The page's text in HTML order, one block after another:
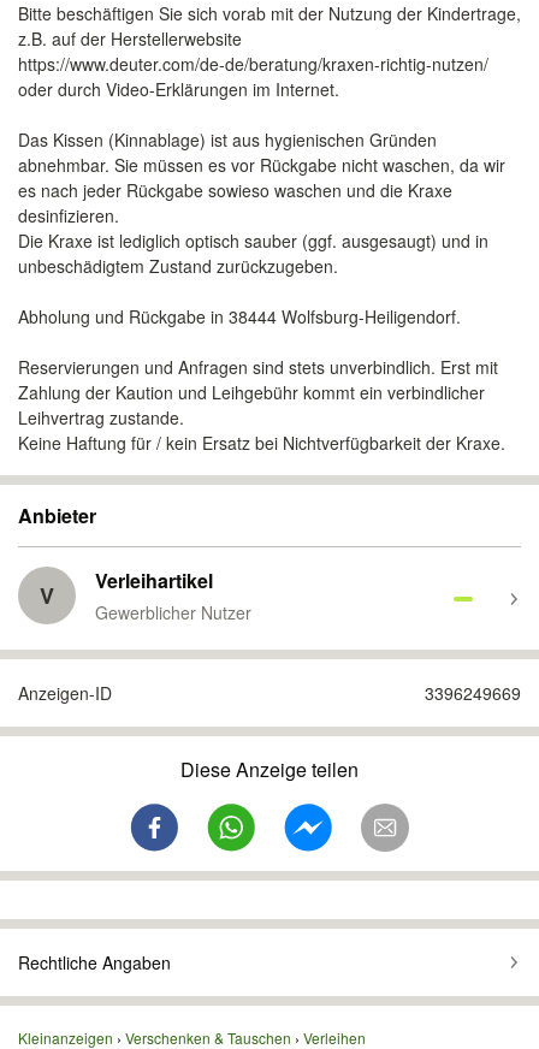
Bitte beschäftigen Sie sich vorab mit der Nutzung der Kindertrage,
z.B. auf der Herstellerwebsite
https://www.deuter.com/de-de/beratung/kraxen-richtig-nutzen/
oder durch Video-Erklärungen im Internet.
Das Kissen (Kinnablage) ist aus hygienischen Gründen
abnehmbar. Sie müssen es vor Rückgabe nicht waschen, da wir
es nach jeder Rückgabe sowieso waschen und die Kraxe
desinfizieren.
Die Kraxe ist lediglich optisch sauber (ggf. ausgesaugt) und in
unbeschädigtem Zustand zurückzugeben.
Abholung und Rückgabe in 38444 Wolfsburg-Heiligendorf.
Reservierungen und Anfragen sind stets unverbindlich. Erst mit
Zahlung der Kaution und Leihgebühr kommt ein verbindlicher
Leihvertrag zustande.
Keine Haftung für / kein Ersatz bei Nichtverfügbarkeit der Kraxe.
Anbieter
V Verleihartikel
Gewerblicher Nutzer
Anzeigen-ID 3396249669
Diese Anzeige teilen
Rechtliche Angaben
Kleinanzeigen Verschenken & Tauschen Verleihen